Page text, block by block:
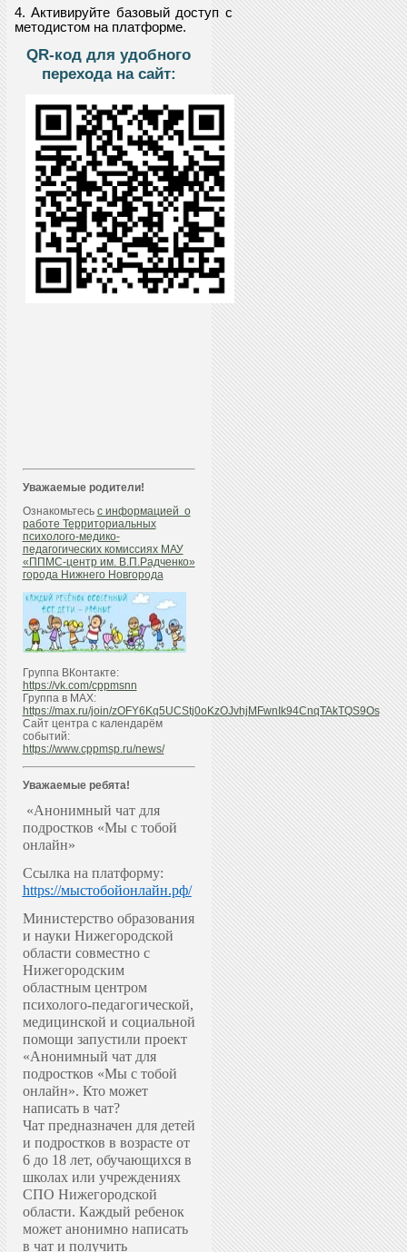
4. Активируйте базовый доступ с
методистом на платформе.
QR-код для удобного
перехода на сайт:
Уважаемые родители!
Ознакомьтесь с информацией о
работе Территориальных
психолого-медико-
педагогических комиссиях МАУ
«ППМС-центр им. В.П.Радченко»
города Нижнего Новгорода
Группа ВКонтакте:
https://vk.com/cppmsnn
Группа в МАХ:
https://max.ru/join/zOFY6Kq5UCStj0oKzOJvhjMFwnIk94CnqTAkTQS9Os
Сайт центра с календарём
событий:
https://www.cppmsp.ru/news/
Уважаемые ребята!
«Анонимный чат для
подростков «Мы с тобой
онлайн»
Ссылка на платформу:
https://мыстобойонлайн.рф/
Министерство образования
и науки Нижегородской
области совместно с
Нижегородским
областным центром
психолого-педагогической,
медицинской и социальной
помощи запустили проект
«Анонимный чат для
подростков «Мы с тобой
онлайн». Кто может
написать в чат?
Чат предназначен для детей
и подростков в возрасте от
6 до 18 лет, обучающихся в
школах или учреждениях
СПО Нижегородской
области. Каждый ребенок
может анонимно написать
в чат и получить